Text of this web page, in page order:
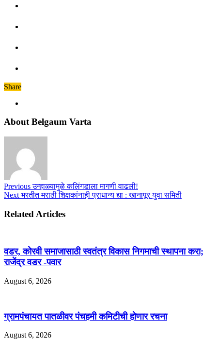
Share
About Belgaum Varta
Previousउन्हाळ्यामुळे कलिंगडाला मागणी वाढली!
Next भरतीत मराठी शिक्षकांनाही प्राधान्य द्या : खानापूर युवा समिती
Related Articles
वडर, कोरवी समाजासाठी स्वतंत्र विकास निगमाची स्थापना करा;
राजेंद्र वडर -पवार
August 6, 2026
ग्रामपंचायत पातळीवर पंचहमी कमिटीची होणार रचना
August 6, 2026